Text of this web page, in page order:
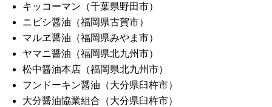
キッコーマン（千葉県野田市）
ニビシ醤油（福岡県古賀市）
マルヱ醤油（福岡県みやま市）
ヤマニ醤油（福岡県北九州市）
松中醤油本店（福岡県北九州市）
フンドーキン醤油（大分県臼杵市）
大分醤油協業組合（大分県臼杵市）